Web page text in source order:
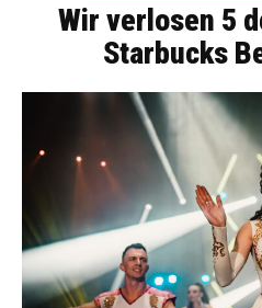
Wir verlosen 5
Starbucks